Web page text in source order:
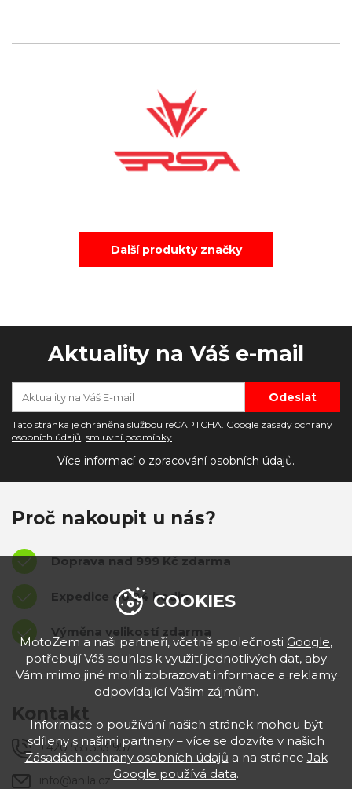
Další produkty značky
Aktuality na Váš e-mail
Tato stránka je chráněna službou reCAPTCHA. Google zásady ochrany
osobních údajů, smluvní podmínky.
Více informací o zpracování osobních údajů.
Proč nakoupit u nás?
Doprava nad 999 Kč zdarma
Expedice do 24 hodin
Výměna velikostí zdarma
Kontakt
+420 555 333 957
info@anila.cz
COOKIES
MotoZem a naši partneři, včetně společnosti Google,
potřebují Váš souhlas k využití jednotlivých dat, aby
Vám mimo jiné mohli zobrazovat informace a reklamy
odpovídající Vašim zájmům.
Informace o používání našich stránek mohou být
sdíleny s našimi partnery – více se dozvíte v našich
Zásadách ochrany osobních údajů a na stránce Jak
Google používá data.